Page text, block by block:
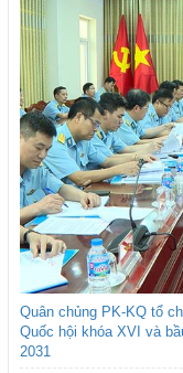
Quân chủng PK-KQ tổ
Quốc hội khóa XVI và
2031